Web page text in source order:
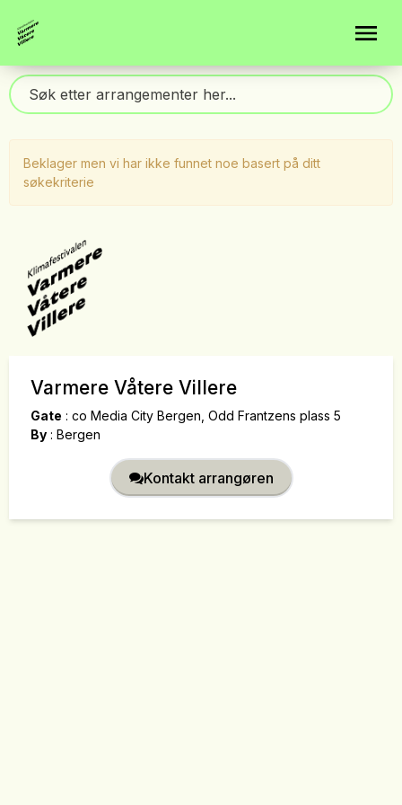
Beklager men vi har ikke funnet noe basert på ditt
søkekriterie
Varmere Våtere Villere
Gate : co Media City Bergen, Odd Frantzens plass 5
By : Bergen
Kontakt arrangøren